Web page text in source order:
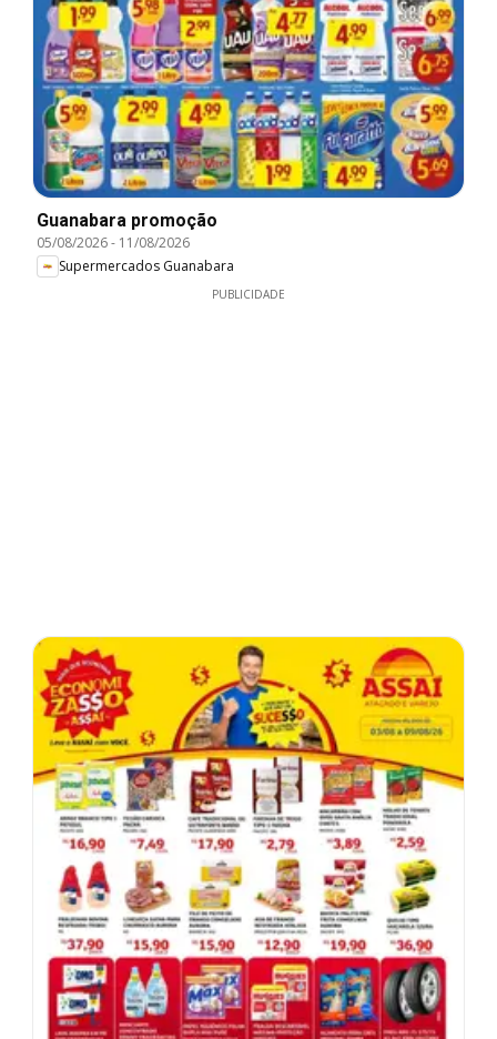
Guanabara promoção
05/08/2026- 11/08/2026
Supermercados Guanabara
PUBLICIDADE